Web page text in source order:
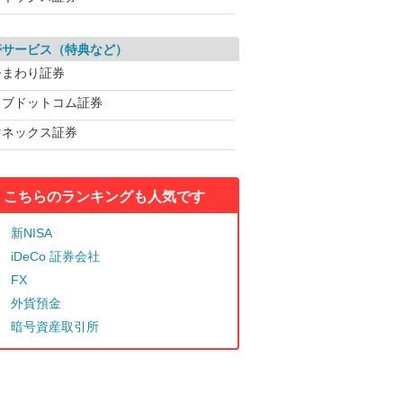
ービス（特典など）
わり証券
ドットコム証券
ックス証券
こちらのランキングも人気です
新NISA
iDeCo 証券会社
FX
外貨預金
暗号資産取引所